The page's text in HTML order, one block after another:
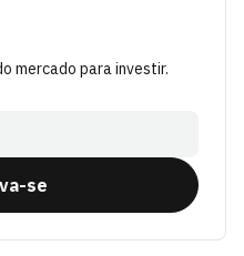
mercado para investir.
se